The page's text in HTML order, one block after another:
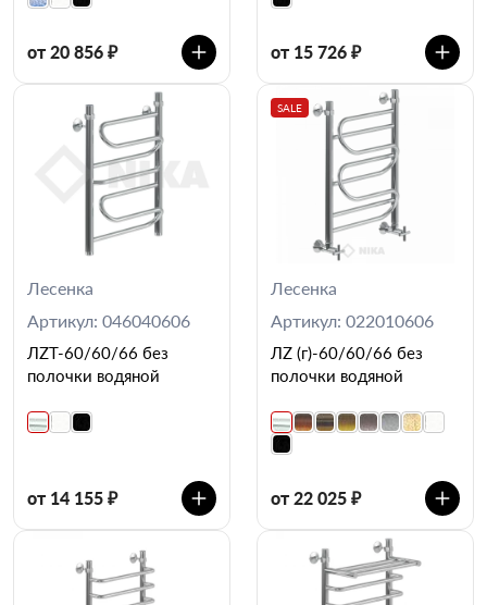
от 20 856 ₽ от 15 726 ₽
Лесенка
Артикул: 046040606
ЛZT-60/60/66 без
полочки водяной
от 14 155 ₽
SALE
Лесенка
Артикул: 022010606
ЛZ (г)-60/60/66 без
полочки водяной
от 22 025 ₽